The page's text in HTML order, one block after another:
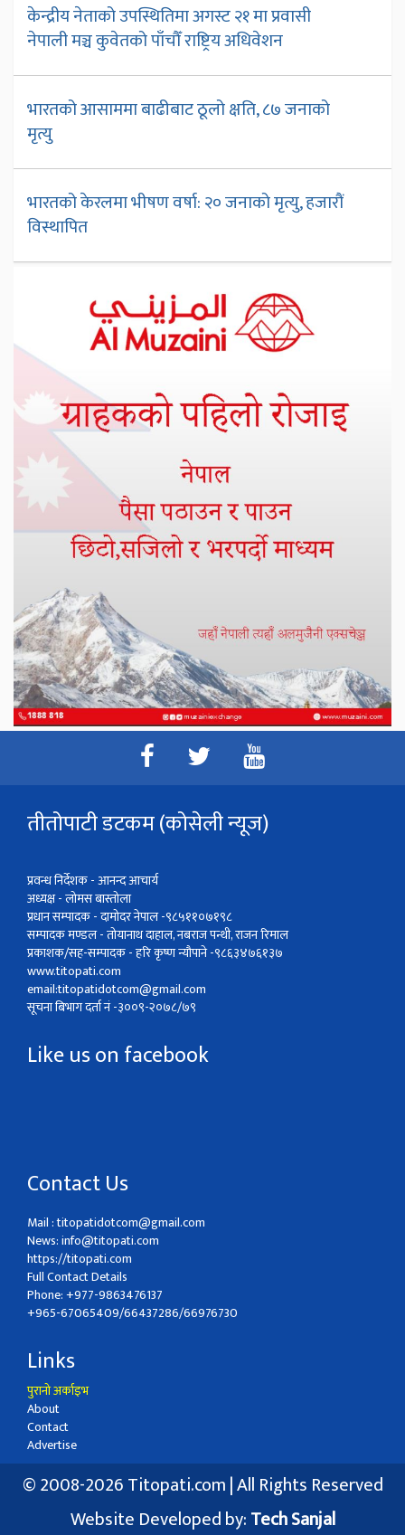
केन्द्रीय नेताको उपस्थितिमा अगस्ट २१ मा प्रवासी
नेपाली मञ्च कुवेतको पाँचौँ राष्ट्रिय अधिवेशन
भारतको आसाममा बाढीबाट ठूलो क्षति, ८७ जनाको
मृत्यु
भारतको केरलमा भीषण वर्षा: २० जनाको मृत्यु, हजारौं
विस्थापित
तीतोपाटी डटकम (कोसेली न्यूज)
प्रवन्ध निर्देशक - आनन्द आचार्य
अध्यक्ष - लोमस बास्तोला
प्रधान सम्पादक - दामोदर नेपाल -९८५११०७१९८
सम्पादक मण्डल - तोयानाथ दाहाल, नबराज पन्थी, राजन रिमाल
प्रकाशक/सह-सम्पादक - हरि कृष्ण न्यौपाने -९८६३४७६१३७
www.titopati.com
email:titopatidotcom@gmail.com
सूचना बिभाग दर्ता नं -३००९-२०७८/७९
Like us on facebook
Contact Us
Mail :titopatidotcom@gmail.com
News:info@titopati.com
https://titopati.com
Full Contact Details
Phone: +977-9863476137
+965-67065409/66437286/66976730
Links
पुरानो अर्काइभ
About
Contact
Advertise
© 2008-2026 Titopati.com | All Rights Reserved
Website Developed by:Tech Sanjal